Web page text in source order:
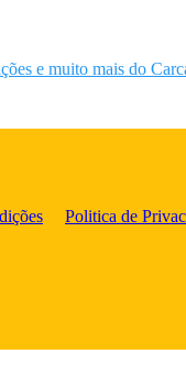
e muito mais do
Politica de